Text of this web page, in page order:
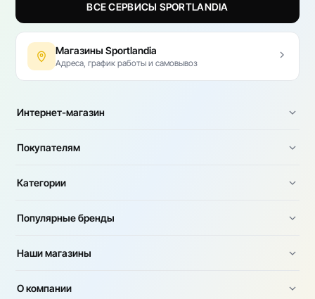
ВСЕ СЕРВИСЫ SPORTLANDIA
Магазины Sportlandia
Адреса, график работы и самовывоз
Интернет-магазин
Покупателям
Категории
Популярные бренды
Наши магазины
О компании